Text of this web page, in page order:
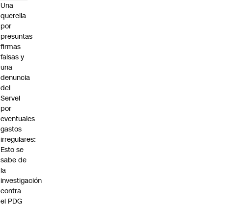
Una
querella
por
presuntas
firmas
falsas y
una
denuncia
del
Servel
por
eventuales
gastos
irregulares:
Esto se
sabe de
la
investigación
contra
el PDG